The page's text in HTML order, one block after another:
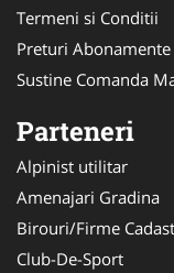
Termeni si Conditii
Preturi Abonamente
Sustine Comanda
Parteneri
Alpinist utilitar
Amenajari Gradina
Birouri/Firme
Club-De-Sport